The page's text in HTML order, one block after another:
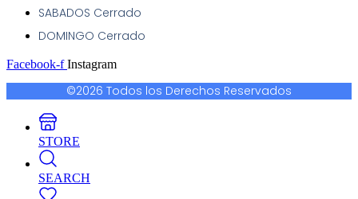
SABADOS Cerrado
DOMINGO Cerrado
Facebook-f Instagram
©2026 Todos los Derechos Reservados
STORE
SEARCH